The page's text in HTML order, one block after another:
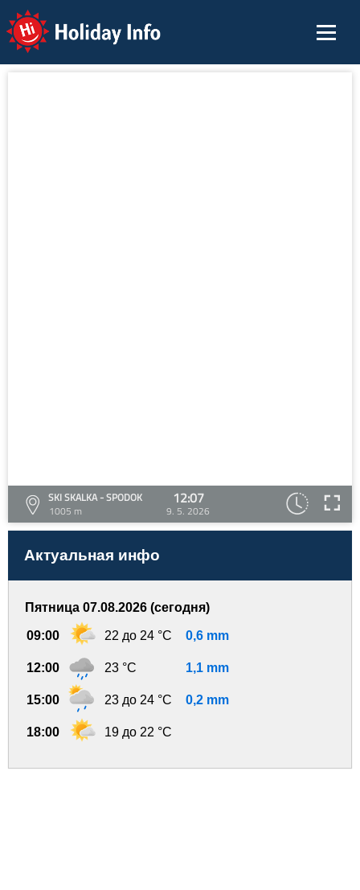
Holiday Info
SKI SKALKA - SPODOK
1005 m
12:07
9. 5. 2026
Актуальная инфо
Пятница 07.08.2026 (сегодня)
09:00 22 до 24 °C 0,6 mm
12:00 23 °C 1,1 mm
15:00 23 до 24 °C 0,2 mm
18:00 19 до 22 °C